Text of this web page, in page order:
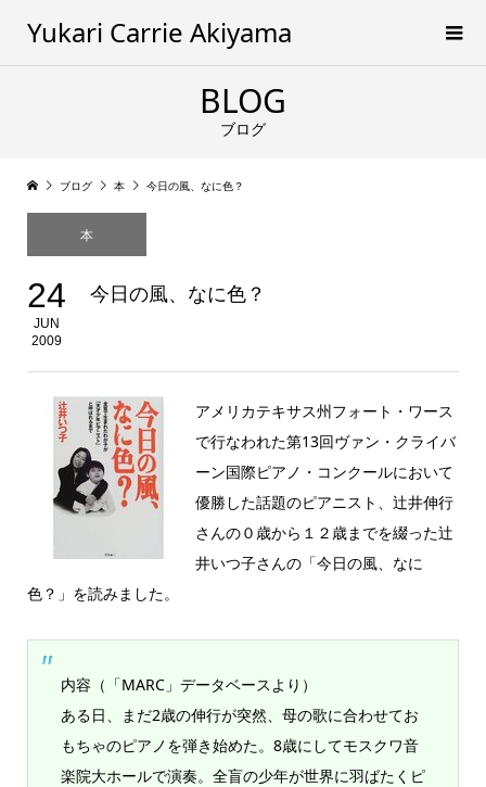
Yukari Carrie Akiyama
BLOG
ブログ
ブログ 本 今日の風、なに色？
本
24
JUN
2009
今日の風、なに色？
アメリカテキサス州フォート・ワース
で行なわれた第13回ヴァン・クライバ
ーン国際ピアノ・コンクールにおいて
優勝した話題のピアニスト、辻井伸行
さんの０歳から１２歳までを綴った辻
井いつ子さんの「今日の風、なに
色？」を読みました。
内容（「MARC」データベースより）
ある日、まだ2歳の伸行が突然、母の歌に合わせてお
もちゃのピアノを弾き始めた。8歳にしてモスクワ音
楽院大ホールで演奏。全盲の少年が世界に羽ばたくピ